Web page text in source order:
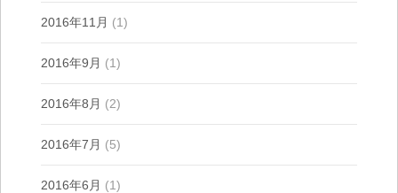
2016年11月 (1)
2016年9月 (1)
2016年8月 (2)
2016年7月 (5)
2016年6月 (1)